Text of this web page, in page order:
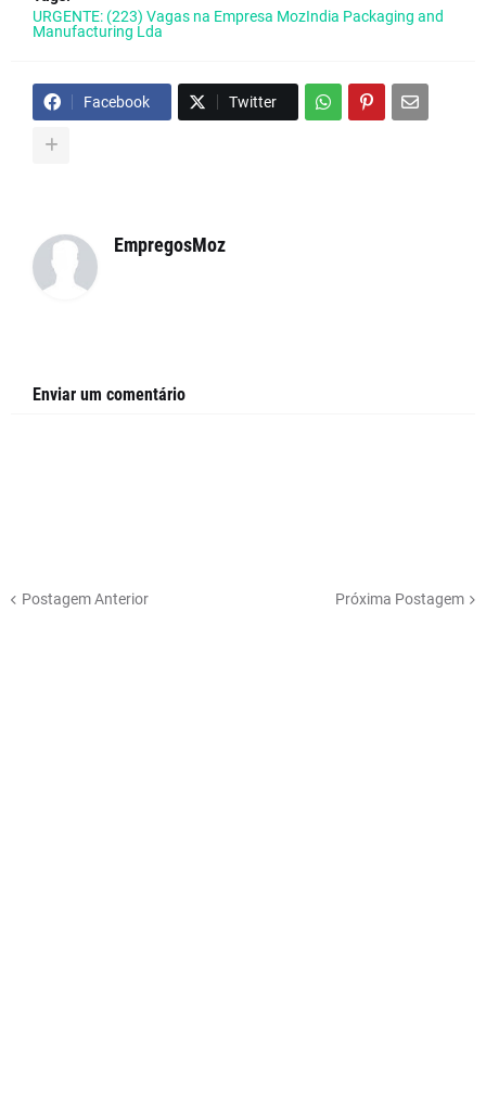
URGENTE: (223) Vagas na Empresa MozIndia Packaging and
Manufacturing Lda
Facebook Twitter
EmpregosMoz
Enviar um comentário
Postagem Anterior Próxima Postagem